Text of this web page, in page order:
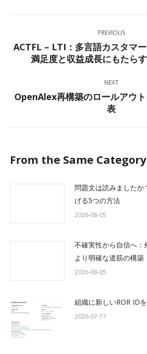
Facebook
X
navigation
PREVIOUS
Previous
post:
ACTFL – LTI：多言語カスタマ
満足度と収益成長にもたら
NEXT
Next
post:
OpenAlex再構築のロールアウ
表
From the Same Category
問題文は読みましたか
げる5つの方法
2026-08-05
不確実性から自信へ：
より明確な道筋の構築
2026-08-05
組織に新しいROR ID
2026-07-17